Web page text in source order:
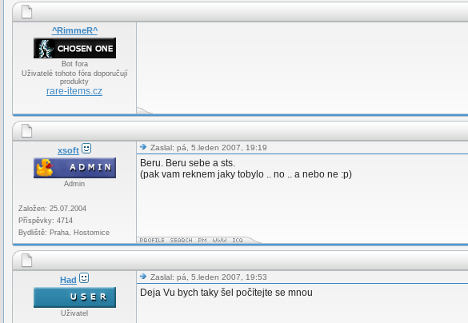
^RimmeR^
Bot fora
Uživatelé tohoto fóra doporučují
produkty
rare-items.cz
xsoft
Admin
Založen: 25.07.2004
Příspěvky: 4714
Bydliště: Praha, Hostomice
Zaslal: pá, 5.leden 2007, 19:19
Beru. Beru sebe a sts.
(pak vam reknem jaky tobylo .. no .. a nebo ne :p)
Had
Uživatel
Zaslal: pá, 5.leden 2007, 19:53
Deja Vu bych taky šel počítejte se mnou